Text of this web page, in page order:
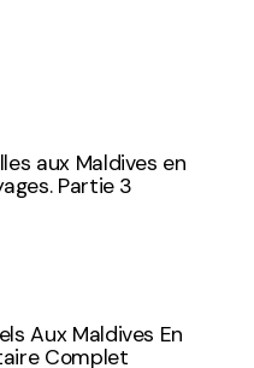
aux Maldives en
Partie 3
Aux Maldives En
Complet